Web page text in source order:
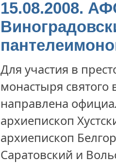
15.08.2008.
Для участия в
монастыря
направлена
архиепископ
архиепископ
Саратовский и